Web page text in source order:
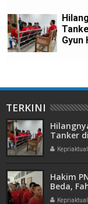
Gyun
TERKINI
Tanker
Hanya
Hakim
Beda,
Azzurah